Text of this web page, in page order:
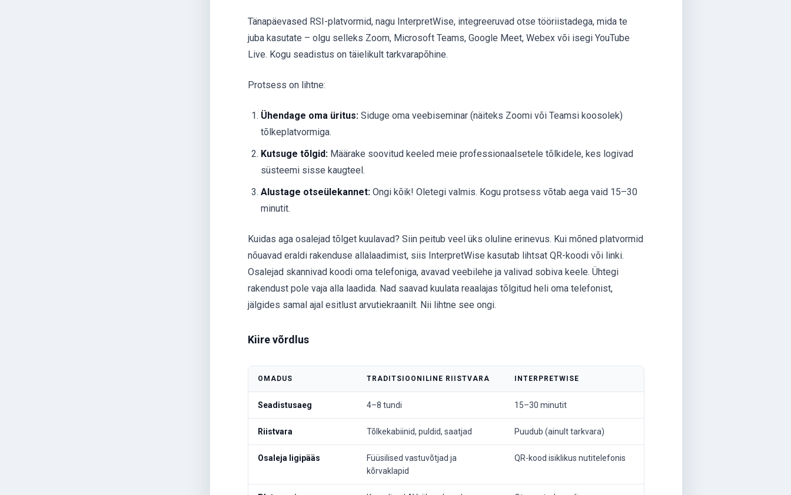
Tänapäevased RSI-platvormid, nagu InterpretWise, integreeruvad otse tööriistadega, mida te
juba kasutate – olgu selleks Zoom, Microsoft Teams, Google Meet, Webex või isegi YouTube
Live. Kogu seadistus on täielikult tarkvarapõhine.
Protsess on lihtne:
Ühendage oma üritus: Siduge oma veebiseminar (näiteks Zoomi või Teamsi koosolek)
tõlkeplatvormiga.
Kutsuge tõlgid: Määrake soovitud keeled meie professionaalsetele tõlkidele, kes logivad
süsteemi sisse kaugteel.
Alustage otseülekannet: Ongi kõik! Oletegi valmis. Kogu protsess võtab aega vaid 15–30
minutit.
Kuidas aga osalejad tõlget kuulavad? Siin peitub veel üks oluline erinevus. Kui mõned platvormid
nõuavad eraldi rakenduse allalaadimist, siis InterpretWise kasutab lihtsat QR-koodi või linki.
Osalejad skannivad koodi oma telefoniga, avavad veebilehe ja valivad sobiva keele. Ühtegi
rakendust pole vaja alla laadida. Nad saavad kuulata reaalajas tõlgitud heli oma telefonist,
jälgides samal ajal esitlust arvutiekraanilt. Nii lihtne see ongi.
Kiire võrdlus
OMADUS TRADITSIOONILINE RIISTVARA INTERPRETWISE
Seadistusaeg 4–8 tundi 15–30 minutit
Riistvara Tõlkekabiinid, puldid, saatjad Puudub (ainult tarkvara)
Osaleja ligipääs
Füüsilised vastuvõtjad ja
kõrvaklapid
QR-kood isiklikus nutitelefonis